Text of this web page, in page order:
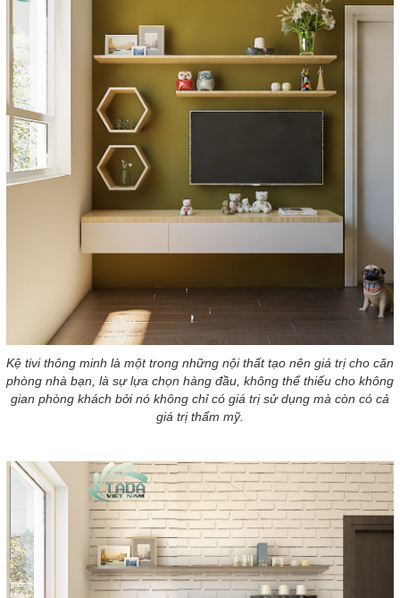
Kệ tivi thông minh là một trong những nội thất tạo nên giá trị cho căn
phòng nhà bạn, là sự lựa chọn hàng đầu, không thể thiếu cho không
gian phòng khách bởi nó không chỉ có giá trị sử dụng mà còn có cả
giá trị thẩm mỹ.